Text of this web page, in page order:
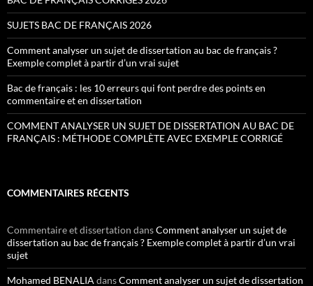
SUJETS BAC DE FRANÇAIS 2026
Comment analyser un sujet de dissertation au bac de français ?
Exemple complet à partir d’un vrai sujet
Bac de français : les 10 erreurs qui font perdre des points en
commentaire et en dissertation
COMMENT ANALYSER UN SUJET DE DISSERTATION AU BAC DE
FRANÇAIS : MÉTHODE COMPLÈTE AVEC EXEMPLE CORRIGÉ
COMMENTAIRES RÉCENTS
Commentaire et dissertation dansComment analyser un sujet de
dissertation au bac de français ? Exemple complet à partir d’un vrai
sujet
Mohamed BENALIA dansComment analyser un sujet de dissertation